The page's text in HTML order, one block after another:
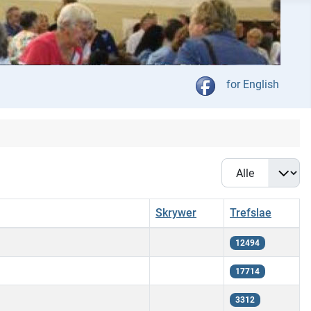
Kies jou taal
for English
Vertoon #
Skrywer Trefslae
12494
17714
3312